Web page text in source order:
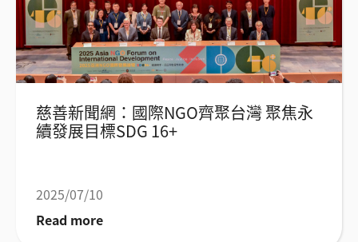
慈善新聞網：國際NGO齊聚台灣 聚焦永
續發展目標SDG 16+
2025/07/10
Read more